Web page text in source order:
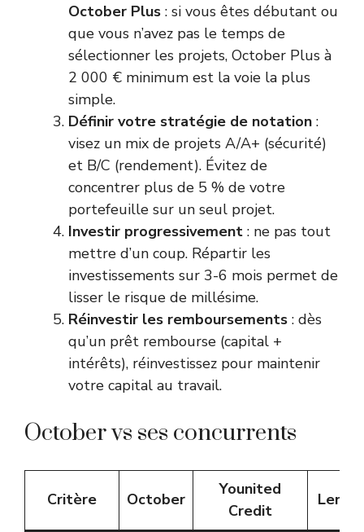
October Plus : si vous êtes débutant ou
que vous n’avez pas le temps de
sélectionner les projets, October Plus à
2 000 € minimum est la voie la plus
simple.
Définir votre stratégie de notation :
visez un mix de projets A/A+ (sécurité)
et B/C (rendement). Évitez de
concentrer plus de 5 % de votre
portefeuille sur un seul projet.
Investir progressivement : ne pas tout
mettre d’un coup. Répartir les
investissements sur 3-6 mois permet de
lisser le risque de millésime.
Réinvestir les remboursements : dès
qu’un prêt rembourse (capital +
intérêts), réinvestissez pour maintenir
votre capital au travail.
October vs ses concurrents
Critère October
Younited
Credit